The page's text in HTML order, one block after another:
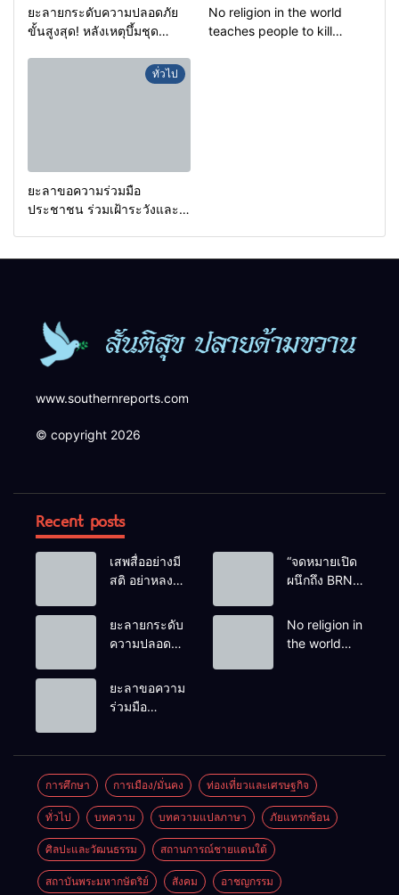
ยะลายกระดับความปลอดภัย
ขั้นสูงสุด! หลังเหตุบึ้มชุด
กรองเตือนเฝ้าระวังแกนนำสั่ง
No religion in the world
teaches people to kill
ทั่วไป
ยะลาขอความร่วมมือ
ประชาชน ร่วมเฝ้าระวังและ
www.southernreports.com
© copyright 2026
Recent posts
เสพสื่ออย่างมี
สติ อย่าหลง
“จดหมายเปิด
ผนึกถึง BRN”
หยดน้ำตาของ
ครอบครัวครู
ยะลายกระดับ
ความปลอดภัย
คุ้มครองครู
เตือนเฝ้าระวัง
แกนนำสั่งการ
ขยายผลโจมตี
No religion in
the world
goal.
ยะลาขอความ
ร่วมมือ
บุคคลต้อง
สงสัย เพื่อ
ความปลอดภัย
ในพื้นที่
การศึกษา การเมือง/มั่นคง ท่องเที่ยวและเศรษฐกิจ
ทั่วไป บทความ บทความแปลภาษา ภัยแทรกซ้อน
ศิลปะและวัฒนธรรม สถานการณ์ชายแดนใต้
สถาบันพระมหากษัตริย์ สังคม อาชญกรรม